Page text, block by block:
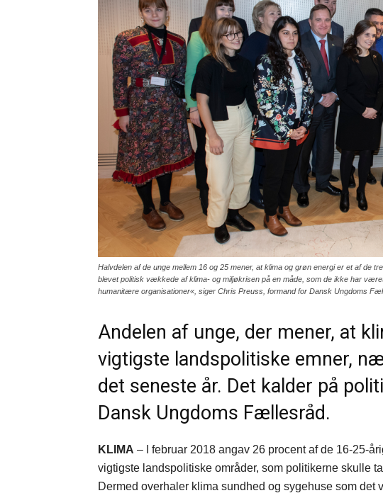
Halvdelen af de unge mellem 16 og 25 mener, at klima og grøn energi er et af de
blevet politisk vækkede af klima- og miljøkrisen på en måde, som de ikke har
humanitære organisationer«, siger Chris Preuss, formand for Dansk Ungdoms
Andelen af unge, der mener, at
vigtigste landspolitiske emner,
det seneste år. Det kalder på
Dansk Ungdoms Fællesråd.
KLIMA – I februar 2018 angav 26 procent af de 16-25-
vigtigste landspolitiske områder, som politikerne skulle
Dermed overhaler klima sundhed og sygehuse som det